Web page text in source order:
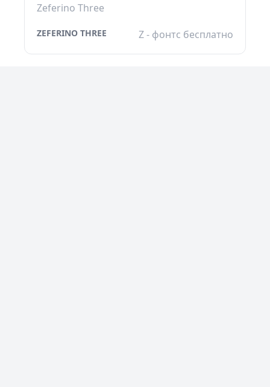
Zeferino Three
ZEFERINO THREE Z - фонтс бесплатно